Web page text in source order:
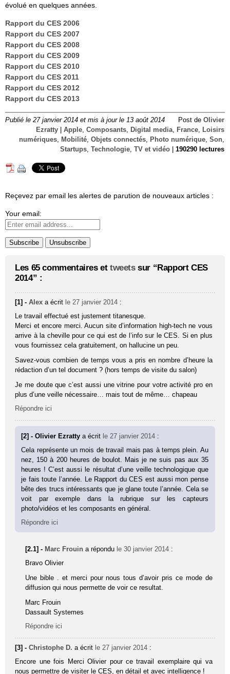
évolué en quelques années.
Rapport du CES 2006
Rapport du CES 2007
Rapport du CES 2008
Rapport du CES 2009
Rapport du CES 2010
Rapport du CES 2011
Rapport du CES 2012
Rapport du CES 2013
Publié le 27 janvier 2014 et mis à jour le 13 août 2014 Post de Olivier
Ezratty
Apple Composants Digital media France
Loisirs
numériques
Mobilité Objets connectés Photo numérique Son
Startups Technologie TV et vidéo 190290 lectures
Reçevez par email les alertes de parution de nouveaux articles :
Your email:
Les 65 commentaires et tweetssur “Rapport CES
2014” :
[1] -Alex a écrit le 27 janvier 2014 :
Le travail effectué est justement titanesque.
Merci et encore merci. Aucun site d’information high-tech ne vous
arrive à la cheville pour ce qui est de l’info sur le CES. Si en plus
vous fournissez cela gratuitement, on hallucine un peu.
Savez-vous combien de temps vous a pris en nombre d’heure la
rédaction d’un tel document ? (hors temps de visite du salon)
Je me doute que c’est aussi une vitrine pour votre activité pro en
plus d’une veille nécessaire… mais tout de même… chapeau
Répondre ici
[2] - Olivier Ezrattya écrit le 27 janvier 2014 :
Cela représente un mois de travail mais pas à temps plein. Au
nez, 150 à 200 heures de boulot. Mais je ne suis pas aux 35
heures ! C’est aussi le résultat d’une veille technologique que
je fais toute l’année. Le Rapport du CES est aussi mon pense
bête des trucs intéressants que je glane toute l’année. Cela se
voit par exemple dans la rubrique sur les capteurs
photo/vidéos et les composants en général.
Répondre ici
[2.1] - Marc Frouin a répondu le 30 janvier 2014 :
Bravo Olivier
Une bible . et merci pour nous tous d’avoir pris ce mode de
diffusion qui nous permette de voir ce resultat.
Marc Frouin
Dassault Systemes
Répondre ici
[3] -Christophe D. a écrit le 27 janvier 2014 :
Encore une fois Merci Olivier pour ce travail exemplaire qui va
nous permettre de visiter le CES, en détail et avec intelligence !